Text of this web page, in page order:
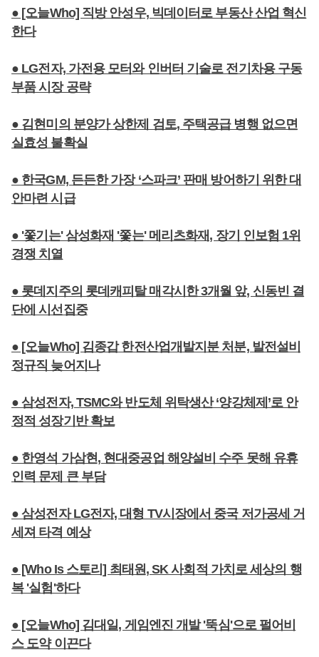
● [오늘Who] 직방 안성우, 빅데이터로 부동산 산업 혁신
한다
● LG전자, 가전용 모터와 인버터 기술로 전기차용 구동
부품 시장 공략
● 김현미의 분양가 상한제 검토, 주택공급 병행 없으면
실효성 불확실
● 한국GM, 든든한 가장 ‘스파크’ 판매 방어하기 위한 대
안마련 시급
● '쫓기는' 삼성화재 '쫓는' 메리츠화재, 장기 인보험 1위
경쟁 치열
● 롯데지주의 롯데캐피탈 매각시한 3개월 앞, 신동빈 결
단에 시선집중
● [오늘Who] 김종갑 한전산업개발지분 처분, 발전설비
정규직 늦어지나
● 삼성전자, TSMC와 반도체 위탁생산 ‘양강체제’로 안
정적 성장기반 확보
● 한영석 가삼현, 현대중공업 해양설비 수주 못해 유휴
인력 문제 큰 부담
● 삼성전자 LG전자, 대형 TV시장에서 중국 저가공세 거
세져 타격 예상
● [Who Is 스토리] 최태원, SK 사회적 가치로 세상의 행
복 '실험'하다
● [오늘Who] 김대일, 게임엔진 개발 '뚝심'으로 펄어비
스 도약 이끈다